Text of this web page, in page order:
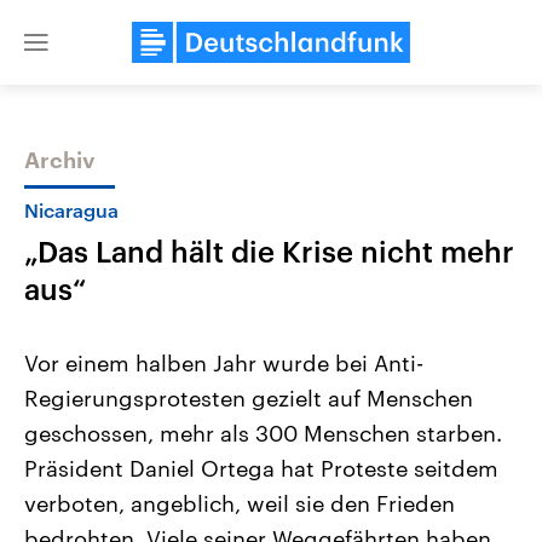
Close
Themen
Landtagswahl Sachsen-Anhalt
2026
Alle Informationen
Sachsen-Anhalt wählt am 6.
September 2026 einen neuen
Landtag. Seit 2021 wird das
Bundesland von einer Koalition aus
Aktuelle Beiträge,
Hintergründe
Wirtschaftlich und
gehören die Vereinigten
den mächtigsten Ländern
mit großem Einfluss auf
Archiv
Nicaragua
„Das Land hält die Krise nicht mehr
aus“
Vor einem halben Jahr wurde bei Anti-
Regierungsprotesten gezielt auf Menschen
geschossen, mehr als 300 Menschen starben.
Präsident Daniel Ortega hat Proteste seitdem
verboten, angeblich, weil sie den Frieden